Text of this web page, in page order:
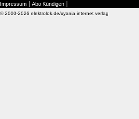
Impressum Abo Kündigen
© 2000-2026 elektrolok.de/xyania internet verlag